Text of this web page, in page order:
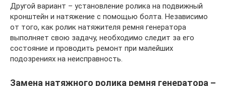
Другой вариант – установление ролика на подвижный
кронштейн и натяжение с помощью болта. Независимо
от того, как ролик натяжителя ремня генератора
выполняет свою задачу, необходимо следит за его
состояние и проводить ремонт при малейших
подозрениях на неисправность.
Замена натяжного ролика ремня генератора –